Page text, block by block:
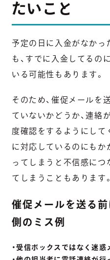
たいこと
予定の日に入金がなかっ
も、 すでに入金してるの
いる可能性 もあります。
そのため、催促メールを
ていないかどうか、連絡
度確認をするようにして
に対応しているのにもか
ってしまうと不信感につ
てしまうこともあります。
催促メールを送る
側のミス例
・受信ボックスではなく迷